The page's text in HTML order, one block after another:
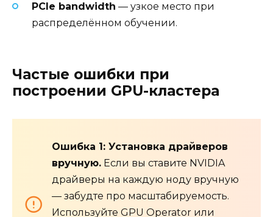
PCIe bandwidth — узкое место при
распределённом обучении.
Частые ошибки при
построении GPU-кластера
Ошибка 1: Установка драйверов
вручную. Если вы ставите NVIDIA
драйверы на каждую ноду вручную
— забудте про масштабируемость.
Используйте GPU Operator или